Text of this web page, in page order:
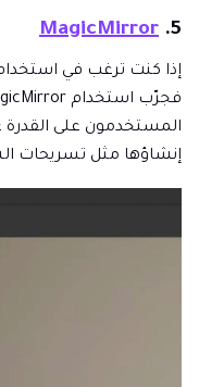
5.
MagicMirror
إذا كنت ترغب في استخدام
المستخدمون على
إنشاؤها مثل تسريحات